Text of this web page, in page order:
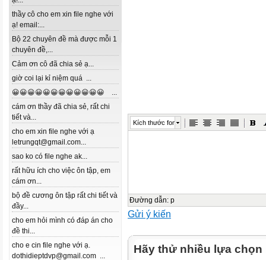
thầy cô cho em xin file nghe với
ạ! email:...
Bộ 22 chuyên đề mà được mỗi 1
chuyên đề,...
Cảm ơn cô đã chia sẻ ạ...
giờ coi lại kỉ niệm quá ...
😀😀😀😀😀😀😀😀😀😀😀😀 ...
cám ơn thầy đã chia sẻ, rất chi
tiết và...
cho em xin file nghe với ạ
letrungqt@gmail.com...
sao ko có file nghe ak...
rất hữu ích cho việc ôn tập, em
cám ơn...
bộ đề cương ôn tập rất chi tiết và
đầy...
cho em hỏi mình có đáp án cho
đề thi...
cho e cin file nghe với ạ.
dothidieptdvp@gmail.com ...
Kích thước font
Đường dẫn: p
Gửi ý kiến
Hãy thử nhiều lựa chọn